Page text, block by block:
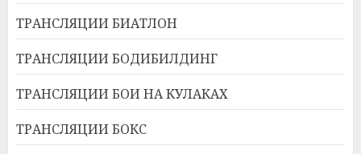
ТРАНСЛЯЦИИ БИАТЛОН
ТРАНСЛЯЦИИ БОДИБИЛДИНГ
ТРАНСЛЯЦИИ БОИ НА КУЛАКАХ
ТРАНСЛЯЦИИ БОКС